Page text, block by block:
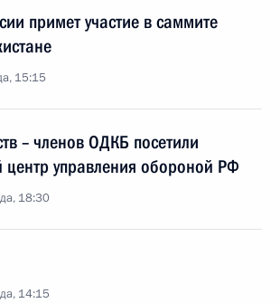
примет участие в саммите
15:15
– членов ОДКБ посетили
управления обороной РФ
18:30
14:15